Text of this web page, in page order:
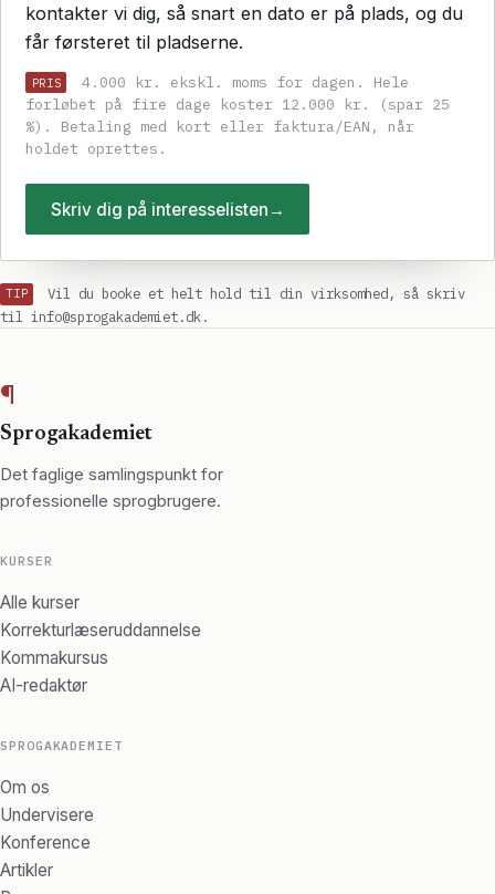
kontakter vi dig, så snart en dato er på plads, og du
får førsteret til pladserne.
PRIS
4.000 kr. ekskl. moms for dagen. Hele
forløbet på fire dage koster 12.000 kr. (spar 25
%). Betaling med kort eller faktura/EAN, når
holdet oprettes.
Skriv dig på interesselisten →
TIP
Vil du booke et helt hold til din virksomhed, så skriv
til info@sprogakademiet.dk.
¶
Sprogakademiet
Det faglige samlingspunkt for
professionelle sprogbrugere.
KURSER
Alle kurser
Korrekturlæseruddannelse
Kommakursus
AI-redaktør
SPROGAKADEMIET
Om os
Undervisere
Konference
Artikler